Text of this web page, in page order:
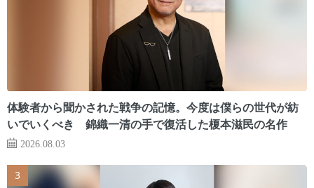
体験者から聞かされた戦争の記憶。今度は僕らの世代が紡
いでいくべき 錦織一清の手で復活した榎本滋民の名作
2026.08.03